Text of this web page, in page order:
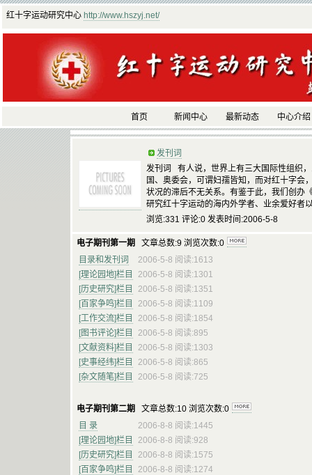
红十字运动研究中心 http://www.hszyj.net/
首页 新闻中心 最新动态 中心介绍
发刊词
发刊词 有人说，世界上有三大国际性组织
国、奥委会，可谓妇孺皆知，而对红十字会
状况的滞后不无关系。有鉴于此，我们创办
研究红十字运动的海内外学者、业余爱好者
浏览:331 评论:0 发表时间:2006-5-8
电子期刊第一期 文章总数:9 浏览次数:0
目录和发刊词
2006-5-8 阅读:1613
[理论园地]栏目
2006-5-8 阅读:1301
[历史研究]栏目
2006-5-8 阅读:1351
[百家争鸣]栏目
2006-5-8 阅读:1109
[工作交流]栏目
2006-5-8 阅读:1854
[图书评论]栏目
2006-5-8 阅读:895
[文献资料]栏目
2006-5-8 阅读:1303
[史事经纬]栏目
2006-5-8 阅读:865
[杂文随笔]栏目
2006-5-8 阅读:725
电子期刊第二期 文章总数:10 浏览次数:0
目 录
2006-8-8 阅读:1445
[理论园地]栏目
2006-8-8 阅读:928
[历史研究]栏目
2006-8-8 阅读:1575
[百家争鸣]栏目
2006-8-8 阅读:1274